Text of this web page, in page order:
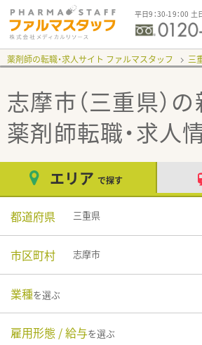
平日9：30-19：00 土
薬剤師の転職・求人サイト ファルマスタッフ 三
志摩市（三重県）
薬剤師転職・求人
エリア で探す
都道府県 三重県
市区町村 志摩市
業種を選ぶ
雇用形態 / 給与を選ぶ